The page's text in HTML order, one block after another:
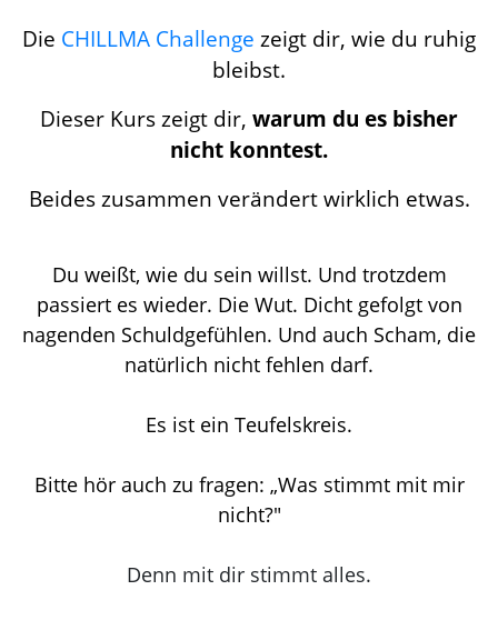
Die CHILLMA Challenge zeigt dir, wie du ruhig
bleibst.
Dieser Kurs zeigt dir, warum du es bisher
nicht konntest.
Beides zusammen verändert wirklich etwas.
Du weißt, wie du sein willst. Und trotzdem
passiert es wieder. Die Wut. Dicht gefolgt von
nagenden Schuldgefühlen. Und auch Scham, die
natürlich nicht fehlen darf.
Es ist ein Teufelskreis.
Bitte hör auch zu fragen: „Was stimmt mit mir
nicht?"
Denn mit dir stimmt alles.